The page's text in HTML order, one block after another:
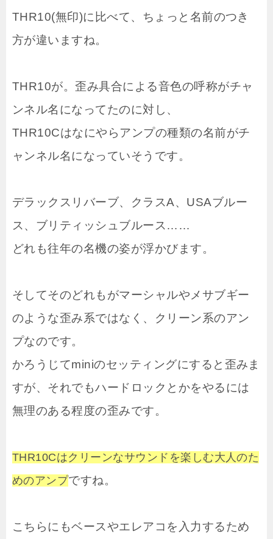
THR10(無印)に比べて、ちょっと名前のつき
方が違いますね。
THR10が。歪み具合による音色の呼称がチャ
ンネル名になってたのに対し、
THR10Cはなにやらアンプの種類の名前がチ
ャンネル名になっていそうです。
デラックスリバーブ、クラスA、USAブルー
ス、ブリティッシュブルース……
どれも往年の名機の姿が浮かびます。
そしてそのどれもがマーシャルやメサブギー
のような歪み系ではなく、クリーン系のアン
プなのです。
かろうじてminiのセッティングにすると歪みま
すが、それでもハードロックとかをやるには
無理のある程度の歪みです。
THR10Cはクリーンなサウンドを楽しむ大人のた
めのアンプですね。
こちらにもベースやエレアコを入力するため